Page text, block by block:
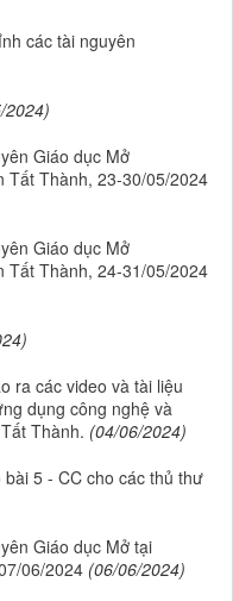
các tài nguyên
2024)
Giáo dục Mở
Tất Thành, 23-30/05/2024
Giáo dục Mở
Tất Thành, 24-31/05/2024
ra các video và tài liệu
dụng công nghệ và
Thành. (04/06/2024)
5 - CC cho các thủ thư
Giáo dục Mở tại
06/2024 (06/06/2024)